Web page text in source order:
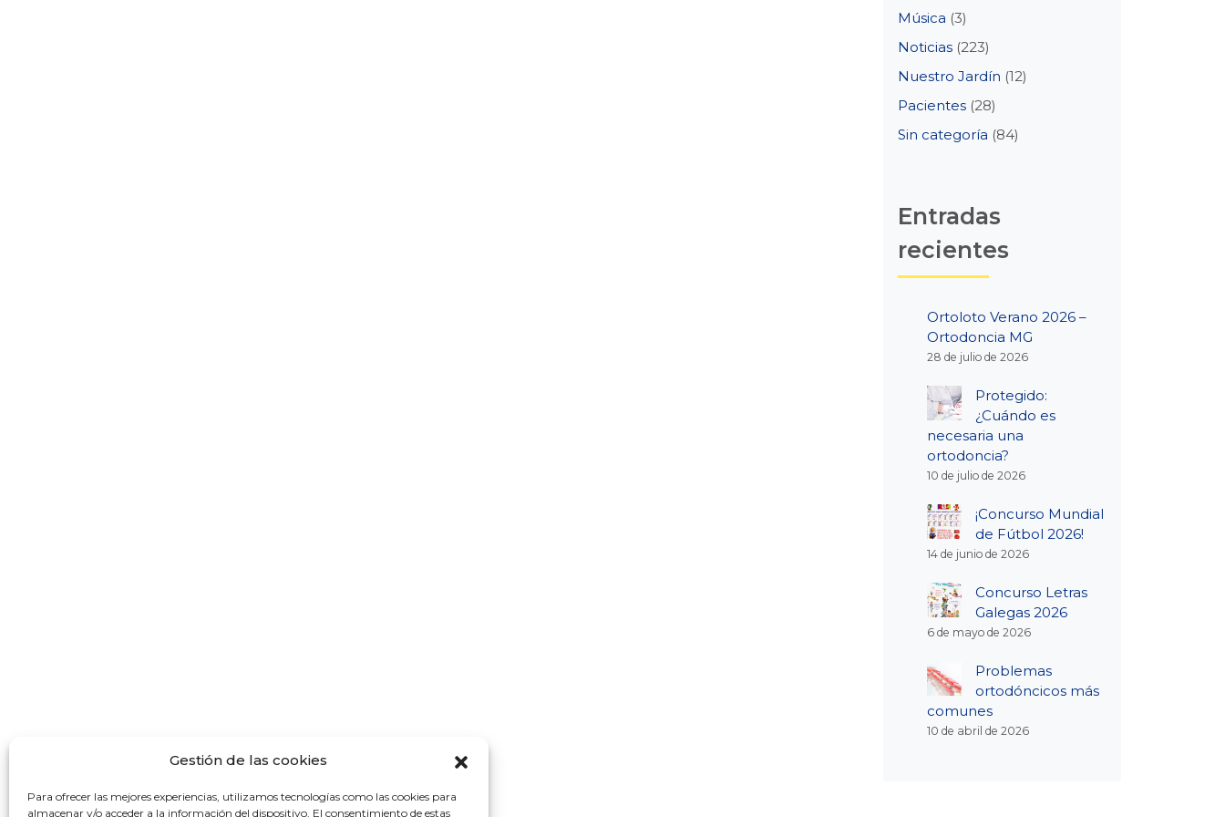
Gestión de las cookies
Para ofrecer las mejores experiencias, utilizamos tecnologías como las cookies para
almacenar y/o acceder a la información del dispositivo. El consentimiento de estas
Música (3)
Noticias (223)
Nuestro Jardín (12)
Pacientes (28)
Sin categoría (84)
Entradas
recientes
Ortoloto Verano 2026 –
Ortodoncia MG
28 de julio de 2026
Protegido:
¿Cuándo es
necesaria una
ortodoncia?
10 de julio de 2026
¡Concurso Mundial
de Fútbol 2026!
14 de junio de 2026
Concurso Letras
Galegas 2026
6 de mayo de 2026
Problemas
ortodóncicos más
comunes
10 de abril de 2026